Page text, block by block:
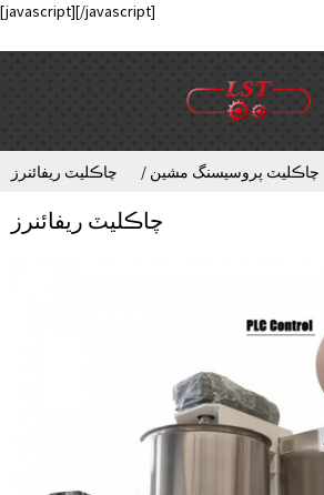
[javascript][/javascript]
چاڪليٽ پروسيسنگ مشين چاڪليٽ ريفائنرز
چاڪليٽ ريفائنرز